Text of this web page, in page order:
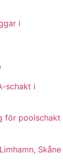
i
schakt i
för poolschakt
Skåne